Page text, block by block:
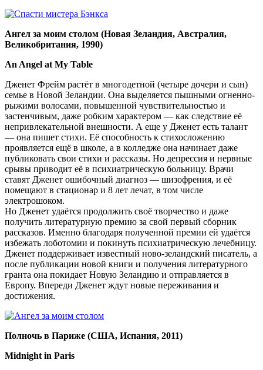
Ангел за моим столом (Новая Зеландия, Австралия,
Великобритания, 1990)
An Angel at My Table
Дженет Фрейм растёт в многодетной (четыре дочери и сын)
семье в Новой Зеландии. Она выделяется пышными огненно-
рыжими волосами, повышенной чувствительностью и
застенчивым, даже робким характером — как следствие её
непривлекательной внешности. А еще у Дженет есть талант
— она пишет стихи. Её способность к стихосложению
проявляется ещё в школе, а в колледже она начинает даже
публиковать свои стихи и рассказы. Но депрессия и нервные
срывы приводит её в психиатрическую больницу. Врачи
ставят Дженет ошибочный диагноз — шизофрения, и её
помещают в стационар и 8 лет лечат, в том числе
электрошоком.
Но Дженет удаётся продолжить своё творчество и даже
получить литературную премию за свой первый сборник
рассказов. Именно благодаря полученной премии ей удаётся
избежать лоботомии и покинуть психиатрическую лечебницу.
Дженет поддерживает известный ново-зеландский писатель, а
после публикации новой книги и получения литературного
гранта она покидает Новую Зеландию и отправляется в
Европу. Впереди Дженет ждут новые переживания и
достижения.
Полночь в Париже (США, Испания, 2011)
Midnight in Paris